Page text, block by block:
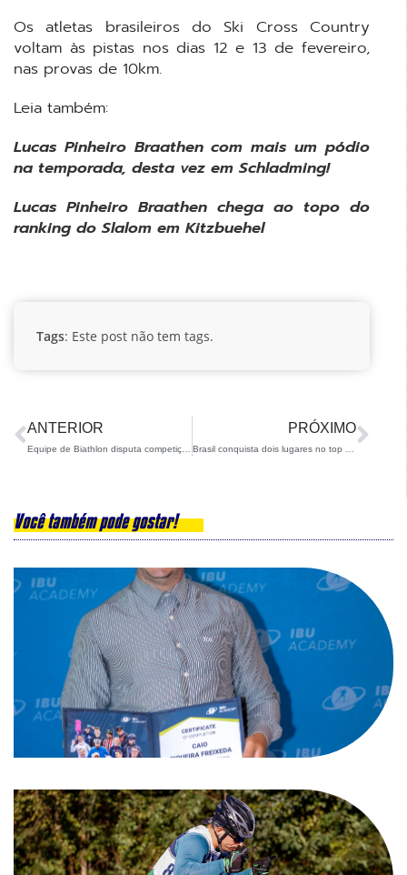
Os atletas brasileiros do Ski Cross Country
voltam às pistas nos dias 12 e 13 de fevereiro,
nas provas de 10km.
Leia também:
Lucas Pinheiro Braathen com mais um pódio
na temporada, desta vez em Schladming!
Lucas Pinheiro Braathen chega ao topo do
ranking do Slalom em Kitzbuehel
Tags: Este post não tem tags.
ANTERIOR PRÓXIMO
Você também pode gostar!